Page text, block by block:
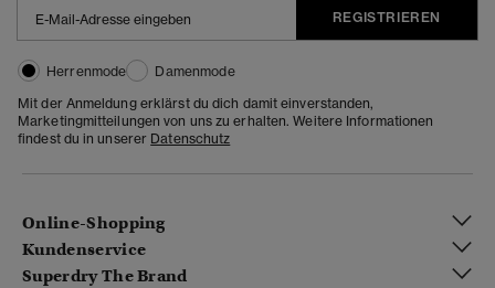
REGISTRIEREN
Herrenmode
Damenmode
Mit der Anmeldung erklärst du dich damit einverstanden,
Marketingmitteilungen von uns zu erhalten. Weitere Informationen
findest du in unserer Datenschutz
Online-Shopping
Kundenservice
Superdry The Brand